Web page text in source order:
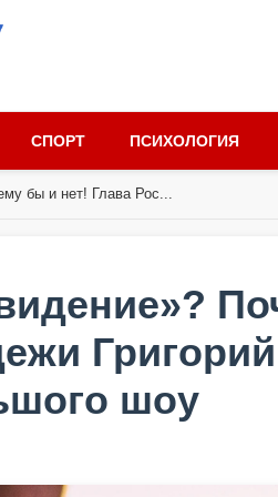
СПОРТ ПСИХОЛОГИЯ
бы и нет! Глава Рос...
шоу